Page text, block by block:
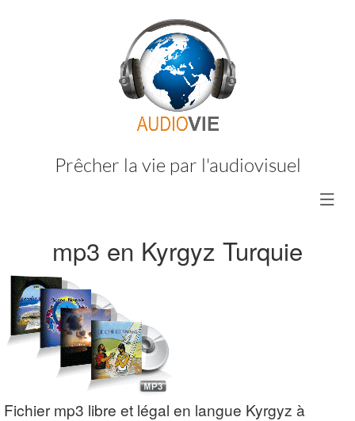
Prêcher la vie par l'audiovisuel
mp3 en Kyrgyz Turquie
Fichier mp3 libre et légal en langue Kyrgyz à